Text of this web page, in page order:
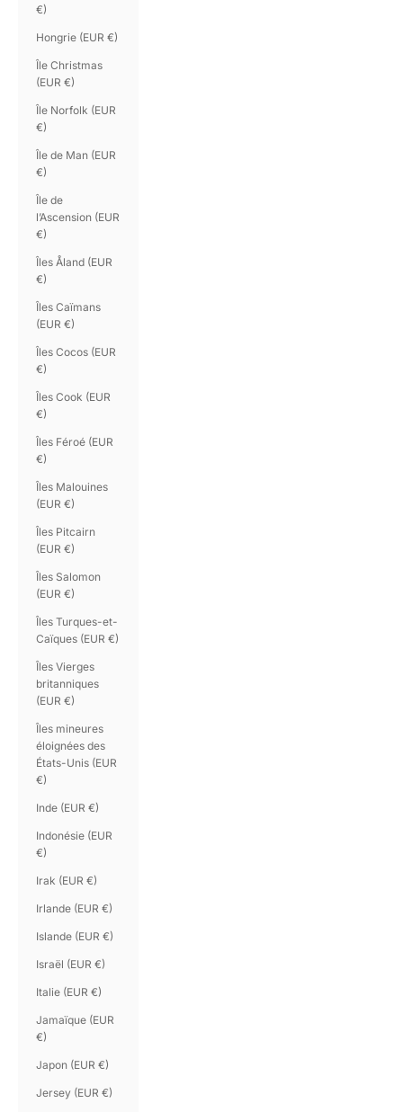
€)
Hongrie (EUR €)
Île Christmas
(EUR €)
Île Norfolk (EUR
€)
Île de Man (EUR
€)
Île de
l’Ascension (EUR
€)
Îles Åland (EUR
€)
Îles Caïmans
(EUR €)
Îles Cocos (EUR
€)
Îles Cook (EUR
€)
Îles Féroé (EUR
€)
Îles Malouines
(EUR €)
Îles Pitcairn
(EUR €)
Îles Salomon
(EUR €)
Îles Turques-et-
Caïques (EUR €)
Îles Vierges
britanniques
(EUR €)
Îles mineures
éloignées des
États-Unis (EUR
€)
Inde (EUR €)
Indonésie (EUR
€)
Irak (EUR €)
Irlande (EUR €)
Islande (EUR €)
Israël (EUR €)
Italie (EUR €)
Jamaïque (EUR
€)
Japon (EUR €)
Jersey (EUR €)